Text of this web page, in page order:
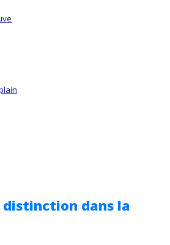
distinction dans la